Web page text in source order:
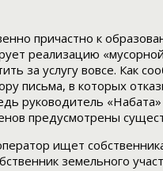
причастно к
реализацию
за услугу вовсе. Как
письма, в которых
руководитель «Набата»
предусмотрены
ищет
земельного